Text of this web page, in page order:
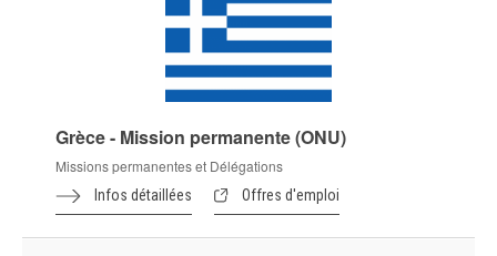
Grèce - Mission permanente (ONU)
Missions permanentes et Délégations
Infos détaillées Offres d'emploi